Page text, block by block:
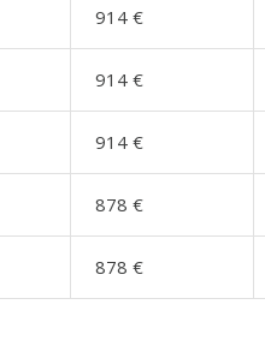
914 €
914 €
914 €
878 €
878 €